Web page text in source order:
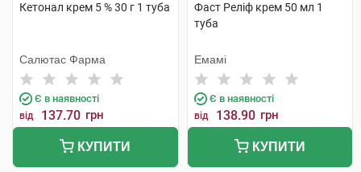
Кетонал крем 5 % 30 г 1 туба
Салютас Фарма
Є в наявності
від 137.70 грн
КУПИТИ
Фаст Реліф крем 50 мл 1
туба
Емамі
Є в наявності
від 138.90 грн
КУПИТИ